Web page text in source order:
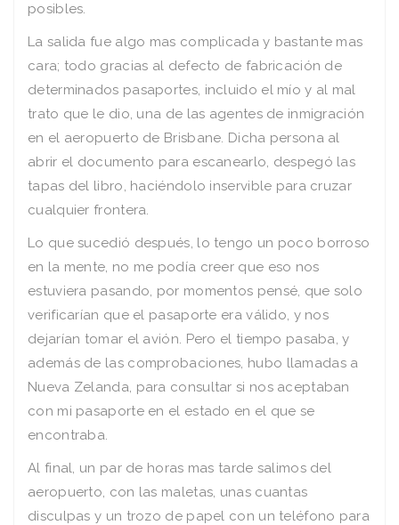
posibles.
La salida fue algo mas complicada y bastante mas
cara; todo gracias al defecto de fabricación de
determinados pasaportes, incluido el mío y al mal
trato que le dio, una de las agentes de inmigración
en el aeropuerto de Brisbane. Dicha persona al
abrir el documento para escanearlo, despegó las
tapas del libro, haciéndolo inservible para cruzar
cualquier frontera.
Lo que sucedió después, lo tengo un poco borroso
en la mente, no me podía creer que eso nos
estuviera pasando, por momentos pensé, que solo
verificarían que el pasaporte era válido, y nos
dejarían tomar el avión. Pero el tiempo pasaba, y
además de las comprobaciones, hubo llamadas a
Nueva Zelanda, para consultar si nos aceptaban
con mi pasaporte en el estado en el que se
encontraba.
Al final, un par de horas mas tarde salimos del
aeropuerto, con las maletas, unas cuantas
disculpas y un trozo de papel con un teléfono para